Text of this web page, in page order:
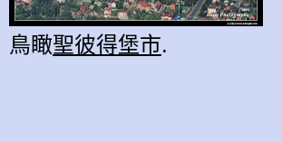
鳥瞰聖彼得堡市.